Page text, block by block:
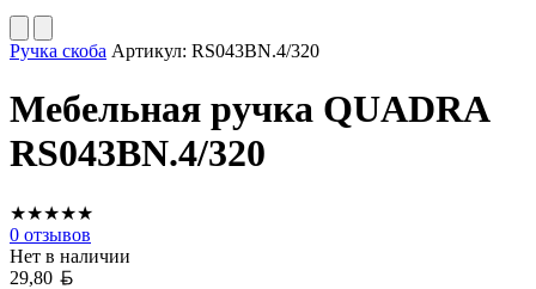
Ручка скоба Артикул: RS043BN.4/320
Мебельная ручка QUADRA
RS043BN.4/320
★★★★★
0 отзывов
Нет в наличии
29,80